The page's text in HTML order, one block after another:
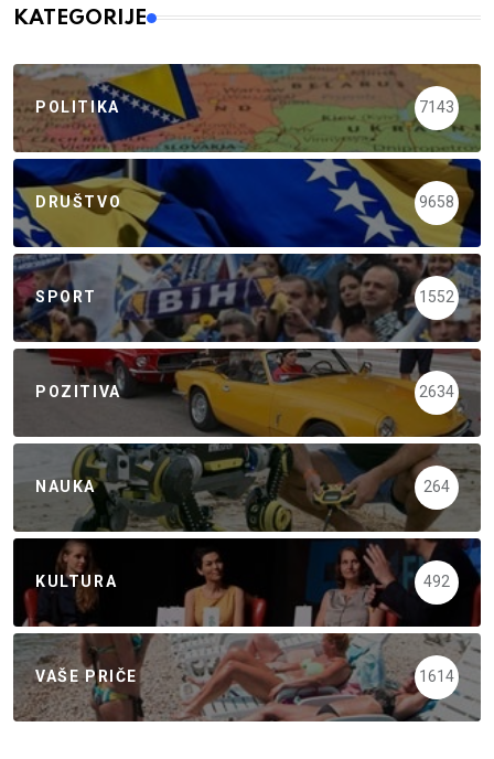
KATEGORIJE
POLITIKA 7143
DRUŠTVO 9658
SPORT 1552
POZITIVA 2634
NAUKA 264
KULTURA 492
VAŠE PRIČE 1614